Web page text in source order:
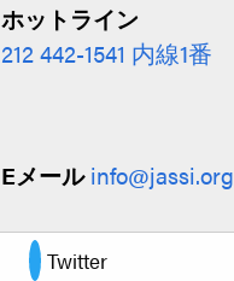
ホットライン
212 442-1541 内線1番
Eメールinfo@jassi.org
Twitter